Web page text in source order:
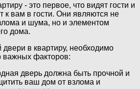
- это первое, что видят гости и
к вам в гости. Они являются не
и шума, но и элементом
дома.
в квартиру, необходимо
важных факторов:
дверь должна быть прочной и
ваш дом от взлома и